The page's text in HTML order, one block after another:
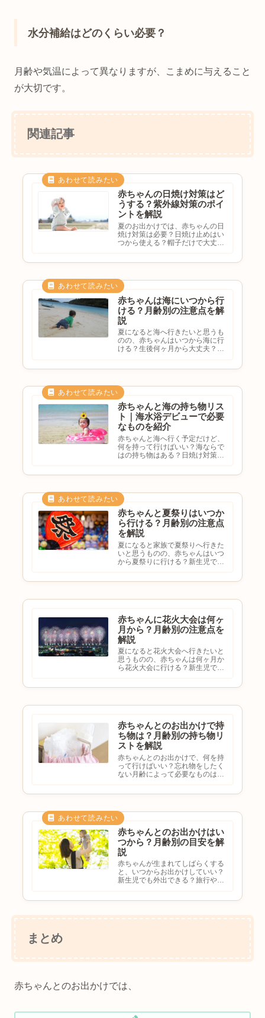
水分補給はどのくらい必要？
月齢や気温によって異なりますが、こまめに与えること
が大切です。
関連記事
赤ちゃんの日焼け対策はど
うする？紫外線対策のポイ
ントを解説
夏のお出かけでは、赤ちゃんの日
焼け対策は必要？日焼け止めはい
つから使える？帽子だけで大丈
を受けやすいとされています。そ
の...
赤ちゃんは海にいつから行
ける？月齢別の注意点を解
説
夏になると海へ行きたいと思うも
のの、赤ちゃんはいつから海に行
ける？生後何ヶ月から大丈夫？海
ちゃん連れでは不安を感じるこ
と...
赤ちゃんと海の持ち物リス
ト｜海水浴デビューで必要
なものを紹介
赤ちゃんと海へ行く予定だけど、
何を持って行けばいい？海ならで
はの持ち物はある？日焼け対策は
ます。この記事では、赤ちゃん
と...
赤ちゃんと夏祭りはいつか
ら行ける？月齢別の注意点
を解説
夏になると家族で夏祭りへ行きた
いと思うものの、赤ちゃんはいつ
から夏祭りに行ける？新生児でも
赤ちゃんに花火大会は何ヶ
月から？月齢別の注意点を
解説
夏になると花火大会へ行きたいと
思うものの、赤ちゃんは何ヶ月か
ら花火大会に行ける？新生児でも
赤ちゃんとのお出かけで持
ち物は？月齢別の持ち物リ
ストを解説
赤ちゃんとのお出かけで、何を持
って行けばいい？忘れ物をしたく
ない月齢によって必要なものは違
齢やお出かけ先によって必要な
も...
赤ちゃんとのお出かけはい
つから？月齢別の目安を解
説
赤ちゃんが生まれてしばらくする
と、いつからお出かけしていい？
新生児でも外出できる？旅行や動
出かけは、成長や体調に合わせて
少しずつ慣れていくことが大切
まとめ
赤ちゃんとのお出かけでは、